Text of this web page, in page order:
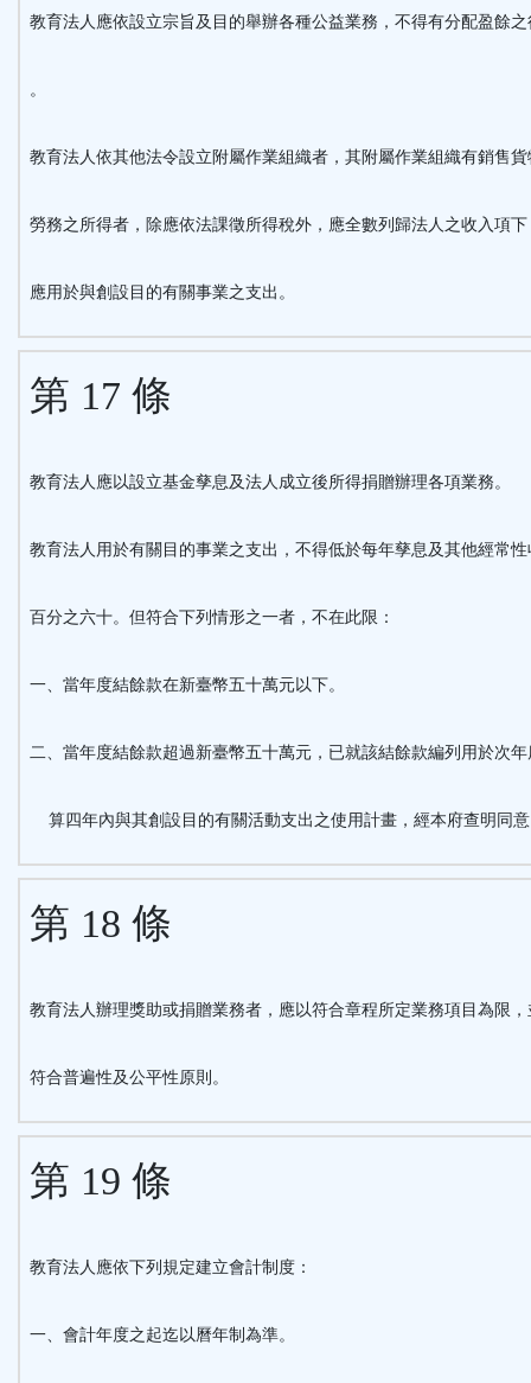
教育法人應依設立宗旨及目的舉辦各種公益業務，不得有分配盈餘之
。
教育法人依其他法令設立附屬作業組織者，其附屬作業組織有銷售貨
勞務之所得者，除應依法課徵所得稅外，應全數列歸法人之收入項下
應用於與創設目的有關事業之支出。
第 17 條
教育法人應以設立基金孳息及法人成立後所得捐贈辦理各項業務。
教育法人用於有關目的事業之支出，不得低於每年孳息及其他經常性
百分之六十。但符合下列情形之一者，不在此限：
一、當年度結餘款在新臺幣五十萬元以下。
二、當年度結餘款超過新臺幣五十萬元，已就該結餘款編列用於次年
算四年內與其創設目的有關活動支出之使用計畫，經本府查明同
第 18 條
教育法人辦理獎助或捐贈業務者，應以符合章程所定業務項目為限，
符合普遍性及公平性原則。
第 19 條
教育法人應依下列規定建立會計制度：
一、會計年度之起迄以曆年制為準。